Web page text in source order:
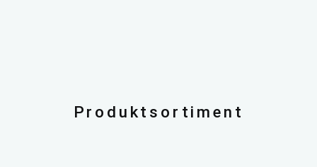
Produktsortiment